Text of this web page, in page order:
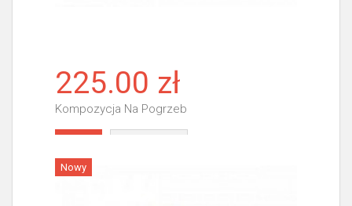
225.00 zł
Kompozycja Na Pogrzeb
Nowy